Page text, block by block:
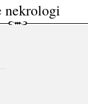
nekrologi